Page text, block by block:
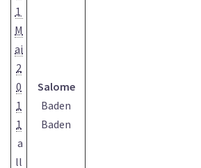
1
M
ai
2
0
1
1
a
ll
Salome
Baden
Baden